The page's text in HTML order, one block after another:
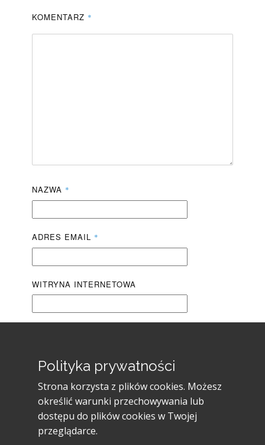
KOMENTARZ *
NAZWA *
ADRES EMAIL *
WITRYNA INTERNETOWA
PRZEGLĄDARCE PODCZAS PISANIA
KOLEJNYCH KOMENTARZY.
Dodaj komentarz
Polityka prywatności
Strona korzysta z plików cookies. Możesz
określić warunki przechowywania lub
dostępu do plików cookies w Twojej
przeglądarce.